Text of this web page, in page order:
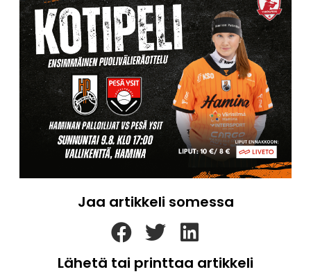
Jaa artikkeli somessa
Lähetä tai printtaa artikkeli